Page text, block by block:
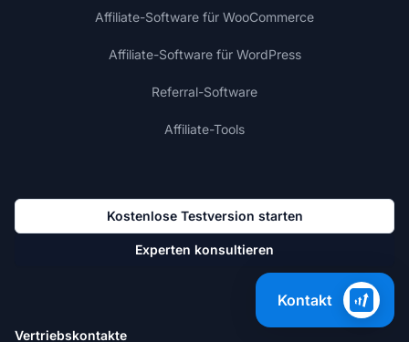
Affiliate-Software für WooCommerce
Affiliate-Software für WordPress
Referral-Software
Affiliate-Tools
Kostenlose Testversion starten
Experten konsultieren
Vertriebskontakte
Kontakt